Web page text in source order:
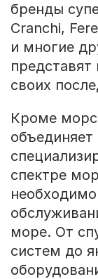
бренды
Cranchi,
и многие
своих
Кроме
объединяет
спектре
море. От
систем до